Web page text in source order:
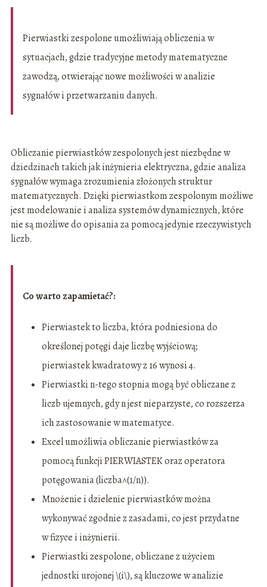
Pierwiastki zespolone umożliwiają obliczenia w
sytuacjach, gdzie tradycyjne metody matematyczne
zawodzą, otwierając nowe możliwości w analizie
sygnałów i przetwarzaniu danych.
Obliczanie pierwiastków zespolonych jest niezbędne w
dziedzinach takich jak inżynieria elektryczna, gdzie analiza
sygnałów wymaga zrozumienia złożonych struktur
matematycznych. Dzięki pierwiastkom zespolonym możliwe
jest modelowanie i analiza systemów dynamicznych, które
nie są możliwe do opisania za pomocą jedynie rzeczywistych
liczb.
Co warto zapamietać?:
Pierwiastek to liczba, która podniesiona do
określonej potęgi daje liczbę wyjściową;
pierwiastek kwadratowy z 16 wynosi 4.
Pierwiastki n-tego stopnia mogą być obliczane z
liczb ujemnych, gdy n jest nieparzyste, co rozszerza
ich zastosowanie w matematyce.
Excel umożliwia obliczanie pierwiastków za
pomocą funkcji PIERWIASTEK oraz operatora
potęgowania (liczba^(1/n)).
Mnożenie i dzielenie pierwiastków można
wykonywać zgodnie z zasadami, co jest przydatne
w fizyce i inżynierii.
Pierwiastki zespolone, obliczane z użyciem
jednostki urojonej \(i\), są kluczowe w analizie